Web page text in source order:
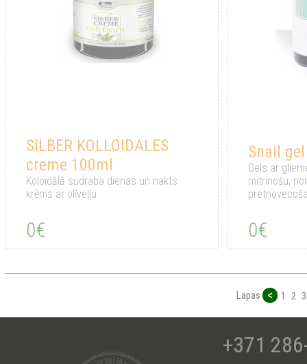
SILBER KOLLOIDALES
creme 100ml
Koloidālā sudraba dienas un nakts
krēms ar olīveļļu
0€
Snail
Gels ar
mitrinošu,
0€
Lapas < 1 2 3
+371